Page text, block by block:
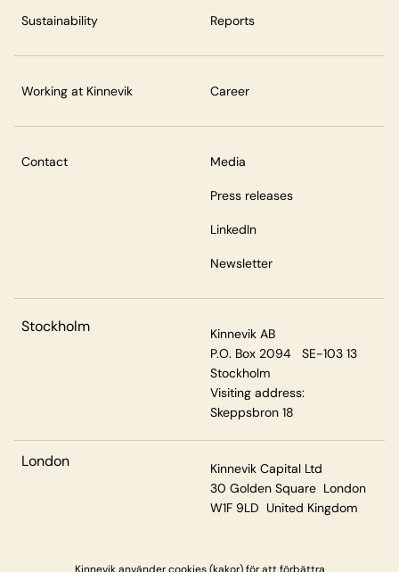
Sustainability Reports
Working at Kinnevik Career
Contact Media
Press releases
LinkedIn
Newsletter
Stockholm
Kinnevik AB
P.O. Box 2094 SE-103 13
Stockholm
Visiting address:
Skeppsbron 18
London
Kinnevik Capital Ltd
30 Golden Square London
W1F 9LD United Kingdom